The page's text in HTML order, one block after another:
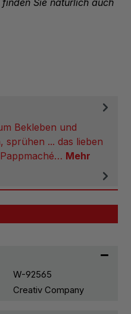
Sie natürlich auch
Bekleben und
sprühen ... das lieben
Mehr
W-92565
Creativ Company